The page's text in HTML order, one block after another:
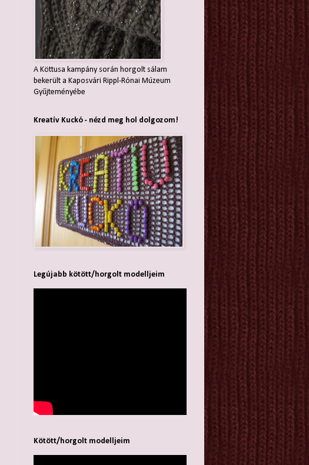
A Köttusa kampány során horgolt sálam
bekerült a Kaposvári Rippl-Rónai Múzeum
Gyűjteményébe
Kreatív Kuckó - nézd meg hol dolgozom!
Legújabb kötött/horgolt modelljeim
Kötött/horgolt modelljeim